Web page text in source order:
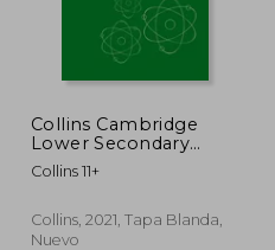
Collins Cambridge
Lower Secondary
Science - Lower
Secondary Science
(en Inglés)
Collins 11+
Collins, 2021, Tapa Blanda,
Nuevo